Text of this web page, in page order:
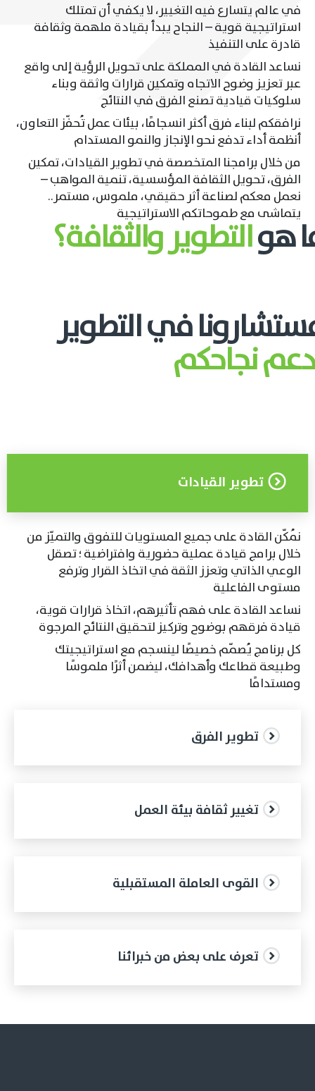
في عالم يتسارع فيه التغيير، لا يكفي أن تمتلك
استراتيجية قوية – النجاح يبدأ بقيادة ملهمة وثقافة
قادرة على التنفيذ
نساعد القادة في المملكة على تحويل الرؤية إلى واقع
عبر تعزيز وضوح الاتجاه وتمكين قرارات واثقة وبناء
سلوكيات قيادية تصنع الفرق في النتائج
نرافقكم لبناء فرق أكثر انسجامًا، بيئات عمل تُحفّز التعاون،
أنظمة أداء تدفع نحو الإنجاز والنمو المستدام
من خلال برامجنا المتخصصة في تطوير القيادات، تمكين
الفرق، تحويل الثقافة المؤسسية، تنمية المواهب –
نعمل معكم لصناعة أثر حقيقي، ملموس، مستمر..
يتماشى مع طموحاتكم الاستراتيجية
هوالتطوير والثقافة؟
في التطوير
نجاحكم
تطوير القيادات
نُمكّن القادة على جميع المستويات للتفوق والتميّز من
خلال برامج قيادة عملية حضورية وافتراضية ؛ تصقل
الوعي الذاتي وتعزز الثقة في اتخاذ القرار وترفع
مستوى الفاعلية
نساعد القادة على فهم تأثيرهم، اتخاذ قرارات قوية،
قيادة فرقهم بوضوح وتركيز لتحقيق النتائج المرجوة
كل برنامج يُصمّم خصيصًا لينسجم مع استراتيجيتك
وطبيعة قطاعك وأهدافك، ليضمن أثرًا ملموسًا
ومستدامًا
تطوير الفرق
تغيير ثقافة بيئة العمل
القوى العاملة المستقبلية
تعرف على بعض من خبرائنا